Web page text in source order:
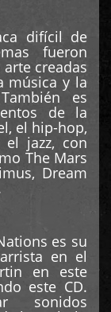
difícil de
fueron
creadas
música y la
es
de la
el hip-hop,
el jazz, con
The Mars
Dream
es su
en el
en este
este CD.
sonidos